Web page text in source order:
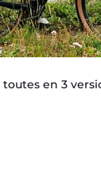
en 3